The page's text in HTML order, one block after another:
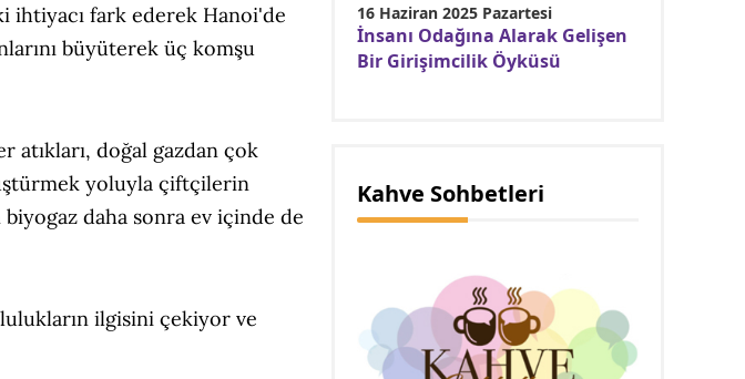
ihtiyacı fark ederek Hanoi'de
büyüterek üç komşu
doğal gazdan çok
yoluyla çiftçilerin
daha sonra ev içinde de
ilgisini çekiyor ve
16 Haziran 2025 Pazartesi
İnsanı Odağına Alarak Gelişen
Bir Girişimcilik Öyküsü
Kahve Sohbetleri